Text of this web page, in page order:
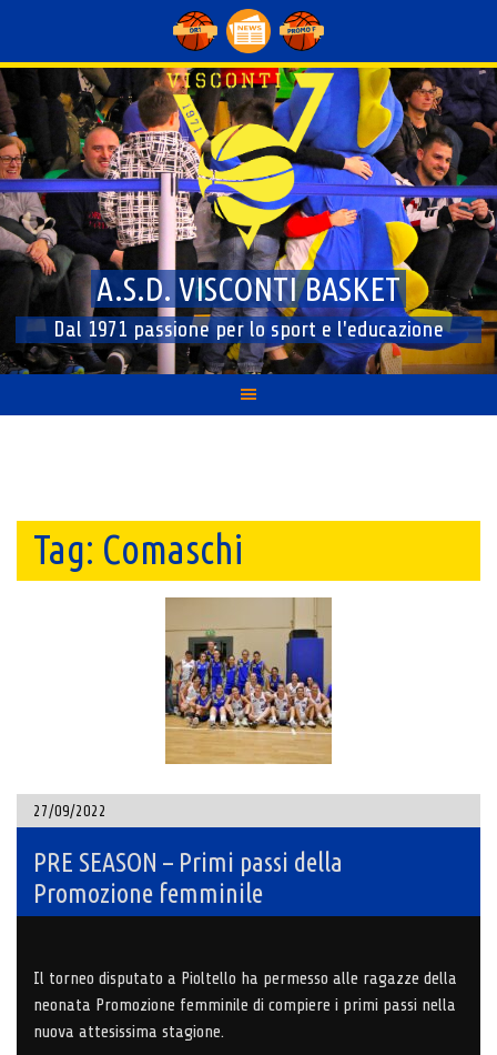
content
A.S.D. VISCONTI BASKET
Dal 1971 passione per lo sport e l'educazione
Tag: Comaschi
27/09/2022
PRE SEASON – Primi passi della
Promozione femminile
Il torneo disputato a Pioltello ha permesso alle ragazze della
neonata Promozione femminile di compiere i primi passi nella
nuova attesissima stagione.